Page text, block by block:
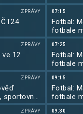
ZPRÁVY
ZPRÁVY
ve 12
ZPRÁVY
sportovní
ZPRÁVY
2026
07:15
Fotbal:
fotbale
2026
07:25
Fotbal:
fotbale
2026
09:15
Fotbal:
fotbale
2026
09:30